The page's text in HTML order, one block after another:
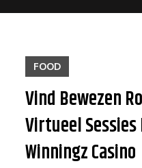
FOOD
Vind Bewezen
Virtueel
Winningz Casino